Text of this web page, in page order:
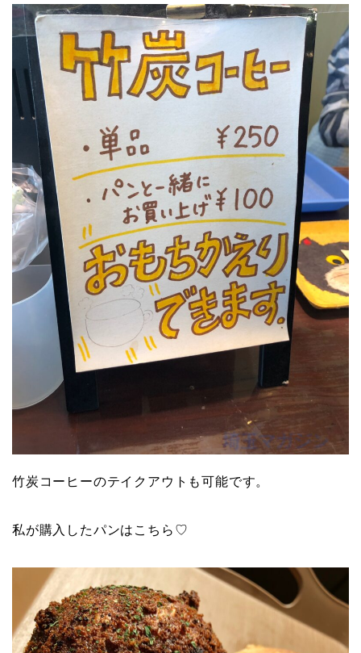
竹炭コーヒーのテイクアウトも可能です。
私が購入したパンはこちら♡